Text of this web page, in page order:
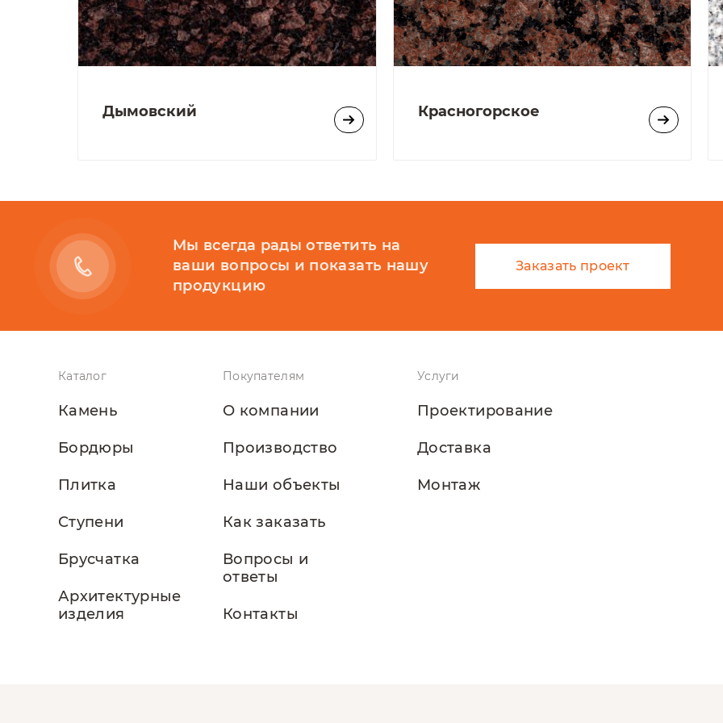
Дымовский Красногорское
Мы всегда рады ответить на
ваши вопросы и показать нашу
продукцию
Заказать проект
Каталог
Камень
Бордюры
Плитка
Ступени
Брусчатка
Архитектурные
изделия
Покупателям
О компании
Производство
Наши объекты
Как заказать
Вопросы и
ответы
Контакты
Услуги
Проектирование
Доставка
Монтаж